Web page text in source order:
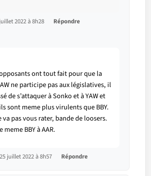
2022 à 8h28 Répondre
ont tout fait pour que la
ne participe pas aux législatives, il
de s’attaquer à Sonko et à YAW et
sont meme plus virulents que BBY.
va pas vous rater, bande de loosers.
meme BBY à AAR.
juillet 2022 à 8h57 Répondre